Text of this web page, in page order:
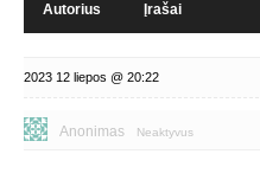
Autorius Įrašai
2023 12 liepos @ 20:22
Anonimas Neaktyvus